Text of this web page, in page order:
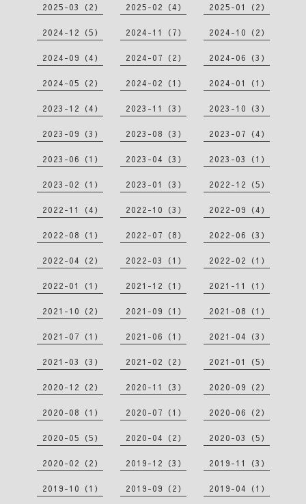
2025-03（2） 2025-02（4） 2025-01（2）
2024-12（5） 2024-11（7） 2024-10（2）
2024-09（4） 2024-07（2） 2024-06（3）
2024-05（2） 2024-02（1） 2024-01（1）
2023-12（4） 2023-11（3） 2023-10（3）
2023-09（3） 2023-08（3） 2023-07（4）
2023-06（1） 2023-04（3） 2023-03（1）
2023-02（1） 2023-01（3） 2022-12（5）
2022-11（4） 2022-10（3） 2022-09（4）
2022-08（1） 2022-07（8） 2022-06（3）
2022-04（2） 2022-03（1） 2022-02（1）
2022-01（1） 2021-12（1） 2021-11（1）
2021-10（2） 2021-09（1） 2021-08（1）
2021-07（1） 2021-06（1） 2021-04（3）
2021-03（3） 2021-02（2） 2021-01（5）
2020-12（2） 2020-11（3） 2020-09（2）
2020-08（1） 2020-07（1） 2020-06（2）
2020-05（5） 2020-04（2） 2020-03（5）
2020-02（2） 2019-12（3） 2019-11（3）
2019-10（1） 2019-09（2） 2019-04（1）